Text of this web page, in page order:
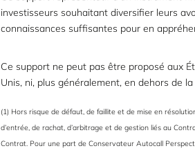
investisseurs souhaitant diversifier leurs
connaissances suffisantes pour en
Ce support ne peut pas être proposé aux
Unis, ni, plus généralement, en dehors de
(1) Hors risque de défaut, de faillite et de mise en
d’entrée, de rachat, d’arbitrage et de gestion liés au
Contrat. Pour une part de Conservateur Autocall